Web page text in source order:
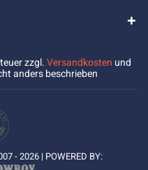
zzgl.Versandkosten und
anders beschrieben
- 2026 | POWERED BY: